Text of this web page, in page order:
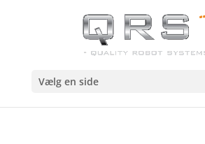
Vælg en side